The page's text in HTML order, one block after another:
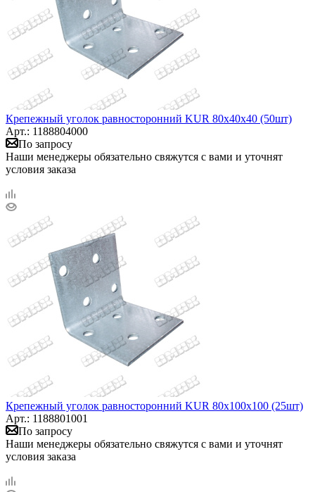
Крепежный уголок равносторонний KUR 80х40х40 (50шт)
Арт.: 1188804000
По запросу
Наши менеджеры обязательно свяжутся с вами и уточнят
условия заказа
Крепежный уголок равносторонний KUR 80х100х100 (25шт)
Арт.: 1188801001
По запросу
Наши менеджеры обязательно свяжутся с вами и уточнят
условия заказа